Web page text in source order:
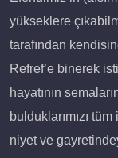
yükseklere
tarafından
Refref’e binerek
hayatının
bulduklarımızı
niyet ve